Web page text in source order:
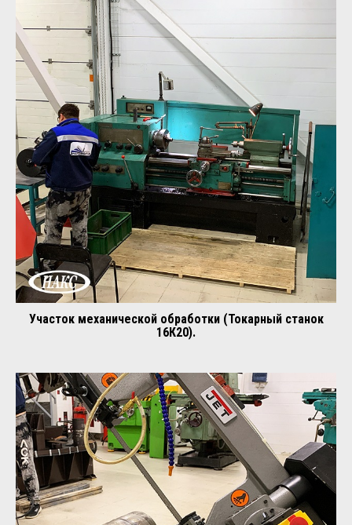
Участок механической обработки (Токарный станок
16К20).